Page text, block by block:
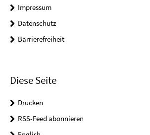
Impressum
Datenschutz
Barrierefreiheit
Diese Seite
Drucken
RSS-Feed abonnieren